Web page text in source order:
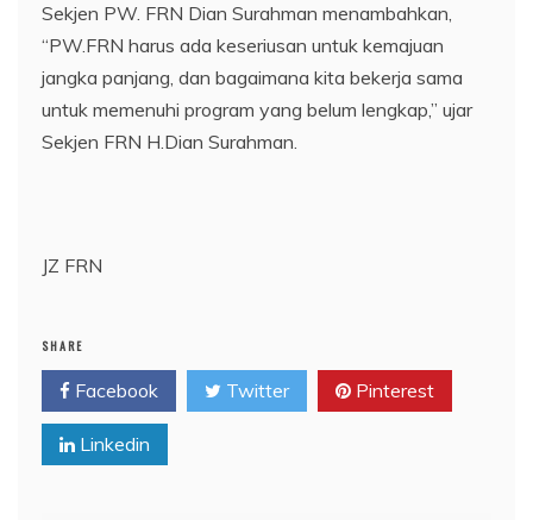
Sekjen PW. FRN Dian Surahman menambahkan,
“PW.FRN harus ada keseriusan untuk kemajuan
jangka panjang, dan bagaimana kita bekerja sama
untuk memenuhi program yang belum lengkap,” ujar
Sekjen FRN H.Dian Surahman.
JZ FRN
SHARE
Facebook Twitter Pinterest
Linkedin